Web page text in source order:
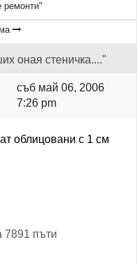
ремонти"
оная стеничка...."
съб май 06, 2006
7:26 pm
облицовани с 1 см
7891 пъти